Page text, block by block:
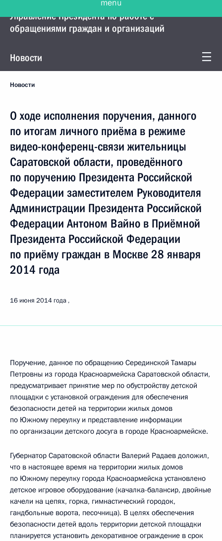
Управление Президента по работе с
обращениями граждан и организаций
Новости
Новости
О ходе исполнения поручения, данного
по итогам личного приёма в режиме
видео-конференц-связи жительницы
Саратовской области, проведённого
по поручению Президента Российской
Федерации заместителем Руководителя
Администрации Президента Российской
Федерации Антоном Вайно в Приёмной
Президента Российской Федерации
по приёму граждан в Москве 28 января
2014 года
16 июня 2014 года
Поручение, данное по обращению Серединской Тамары
Петровны из города Красноармейска Саратовской области,
предусматривает принятие мер по обустройству детской
площадки с установкой ограждения для обеспечения
безопасности детей на территории жилых домов
по Южному переулку и представление информации
по организации детского досуга в городе Красноармейске.
Губернатор Саратовской области Валерий Радаев доложил,
что в настоящее время на территории жилых домов
по Южному переулку города Красноармейска установлено
детское игровое оборудование (качалка-балансир, двойные
качели на цепях, горка, гимнастический городок,
гандбольные ворота, песочница). В целях обеспечения
безопасности детей вдоль территории детской площадки
планируется установить декоративное ограждение в срок